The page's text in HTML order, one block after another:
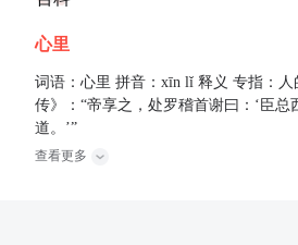
心里
词语：心里 拼音：xīn lǐ 释义 专指：
传》：“帝享之，处罗稽首谢曰：‘臣
道。’”
查看更多